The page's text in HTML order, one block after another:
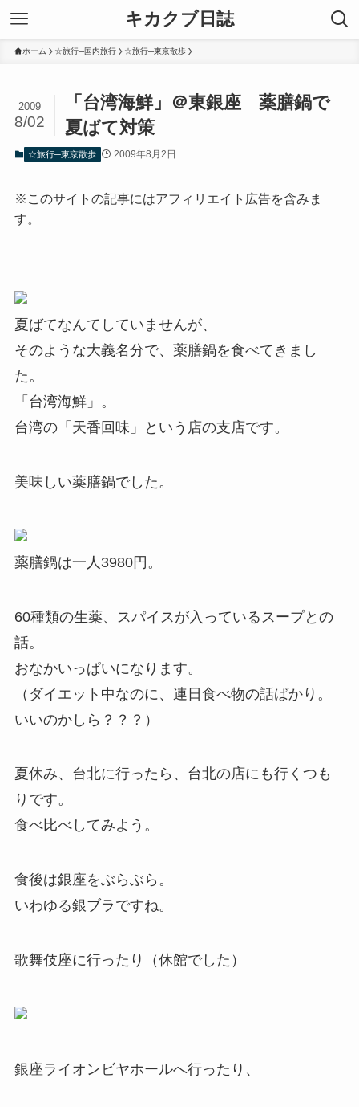
キカクブ日誌
ホーム ☆旅行─国内旅行 ☆旅行─東京散歩
「台湾海鮮」＠東銀座 薬膳鍋で
夏ばて対策
2009
8/02
☆旅行─東京散歩 2009年8月2日
※このサイトの記事にはアフィリエイト広告を含みま
す。
夏ばてなんてしていませんが、
そのような大義名分で、薬膳鍋を食べてきまし
た。
「台湾海鮮」。
台湾の「天香回味」という店の支店です。
美味しい薬膳鍋でした。
薬膳鍋は一人3980円。
60種類の生薬、スパイスが入っているスープとの
話。
おなかいっぱいになります。
（ダイエット中なのに、連日食べ物の話ばかり。
いいのかしら？？？）
夏休み、台北に行ったら、台北の店にも行くつも
りです。
食べ比べしてみよう。
食後は銀座をぶらぶら。
いわゆる銀ブラですね。
歌舞伎座に行ったり（休館でした）
銀座ライオンビヤホールへ行ったり、